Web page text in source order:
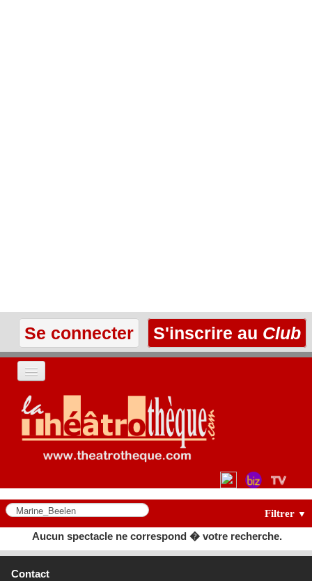
Se connecter S'inscrire au Club
ACCUEIL
LES TEXTES
LES ANNONCES
LE CLUB
Filtrer ▼
Aucun spectacle ne correspond � votre recherche.
Contact